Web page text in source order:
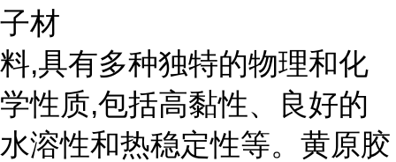
子材
料,具有多种独特的物理和化
学性质,包括高黏性、良好的
水溶性和热稳定性等。黄原胶